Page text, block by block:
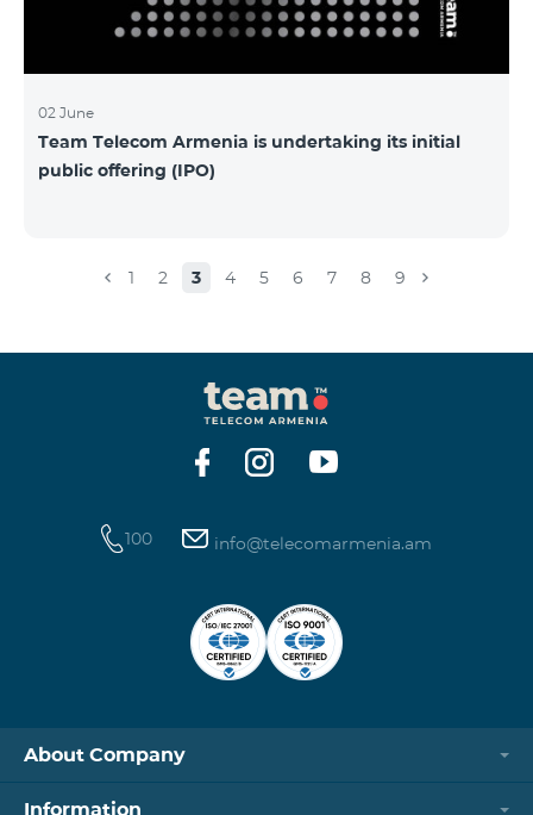
մաղթելով մրցույթի մասնակիցներին Team
Telecom Armenia-ի գլխավոր տնօրեն Հայկ
Եսայանը նշեց, որ
02 June
Team Telecom Armenia is undertaking its initial
public offering (IPO)
1 2 3 4 5 6 7 8 9
100 info@telecomarmenia.am
About Company
Information